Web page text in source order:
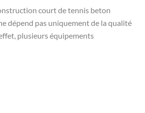
court de tennis beton
dépend pas uniquement de la qualité
plusieurs équipements